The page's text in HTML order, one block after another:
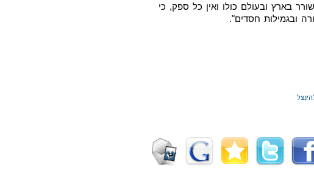
בארץ ובעולם כולו ואין כל ספק, כי
ובגמילות חסדים".